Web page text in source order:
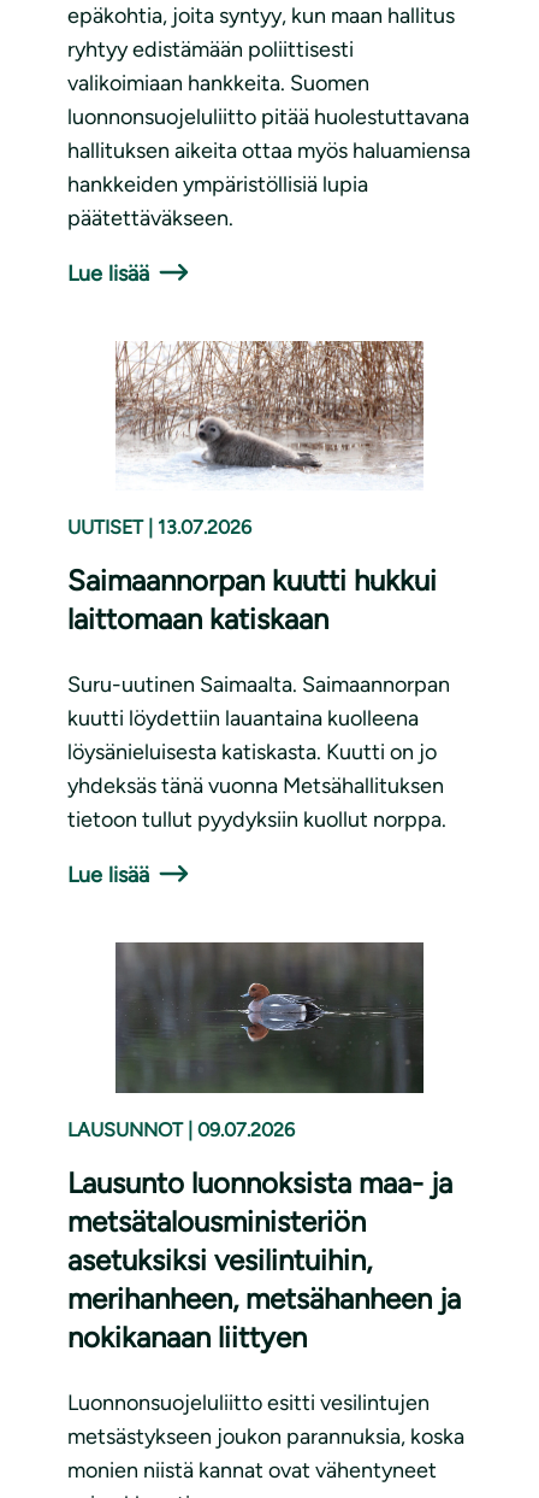
epäkohtia, joita syntyy, kun maan hallitus
ryhtyy edistämään poliittisesti
valikoimiaan hankkeita. Suomen
luonnonsuojeluliitto pitää huolestuttavana
hallituksen aikeita ottaa myös haluamiensa
hankkeiden ympäristöllisiä lupia
päätettäväkseen.
Lue lisää
UUTISET 13.07.2026
Saimaannorpan kuutti hukkui
laittomaan katiskaan
Suru-uutinen Saimaalta. Saimaannorpan
kuutti löydettiin lauantaina kuolleena
löysänieluisesta katiskasta. Kuutti on jo
yhdeksäs tänä vuonna Metsähallituksen
tietoon tullut pyydyksiin kuollut norppa.
Lue lisää
LAUSUNNOT 09.07.2026
Lausunto luonnoksista maa- ja
metsätalousministeriön
asetuksiksi vesilintuihin,
merihanheen, metsähanheen ja
nokikanaan liittyen
Luonnonsuojeluliitto esitti vesilintujen
metsästykseen joukon parannuksia, koska
monien niistä kannat ovat vähentyneet